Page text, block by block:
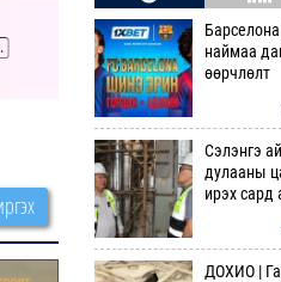
наймаа
өөрчлөлт
Сэлэнгэ
дулааны
ирэх сард
ДОХИО |